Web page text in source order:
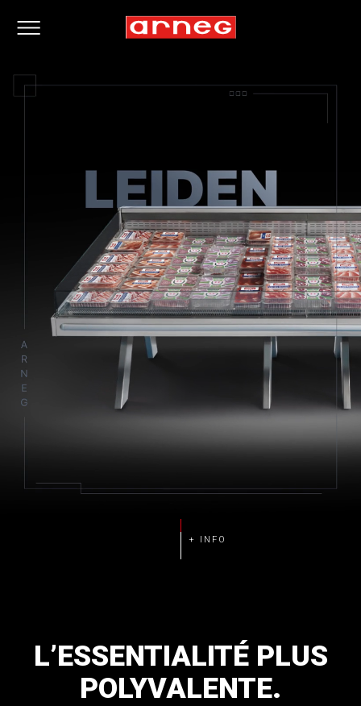
L’ESSENTIALITÉ PLUS
POLYVALENTE.